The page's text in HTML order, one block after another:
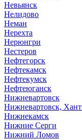
Невьянск
Нелидово
Неман
Нерехта
Нерюнгри
Нестеров
Нефтегорск
Нефтекамск
Нефтекумск
Нефтеюганск
Нижневартовск
Нижневартовск,
Нижнекамск
Нижние Серги
Нижний Ломов